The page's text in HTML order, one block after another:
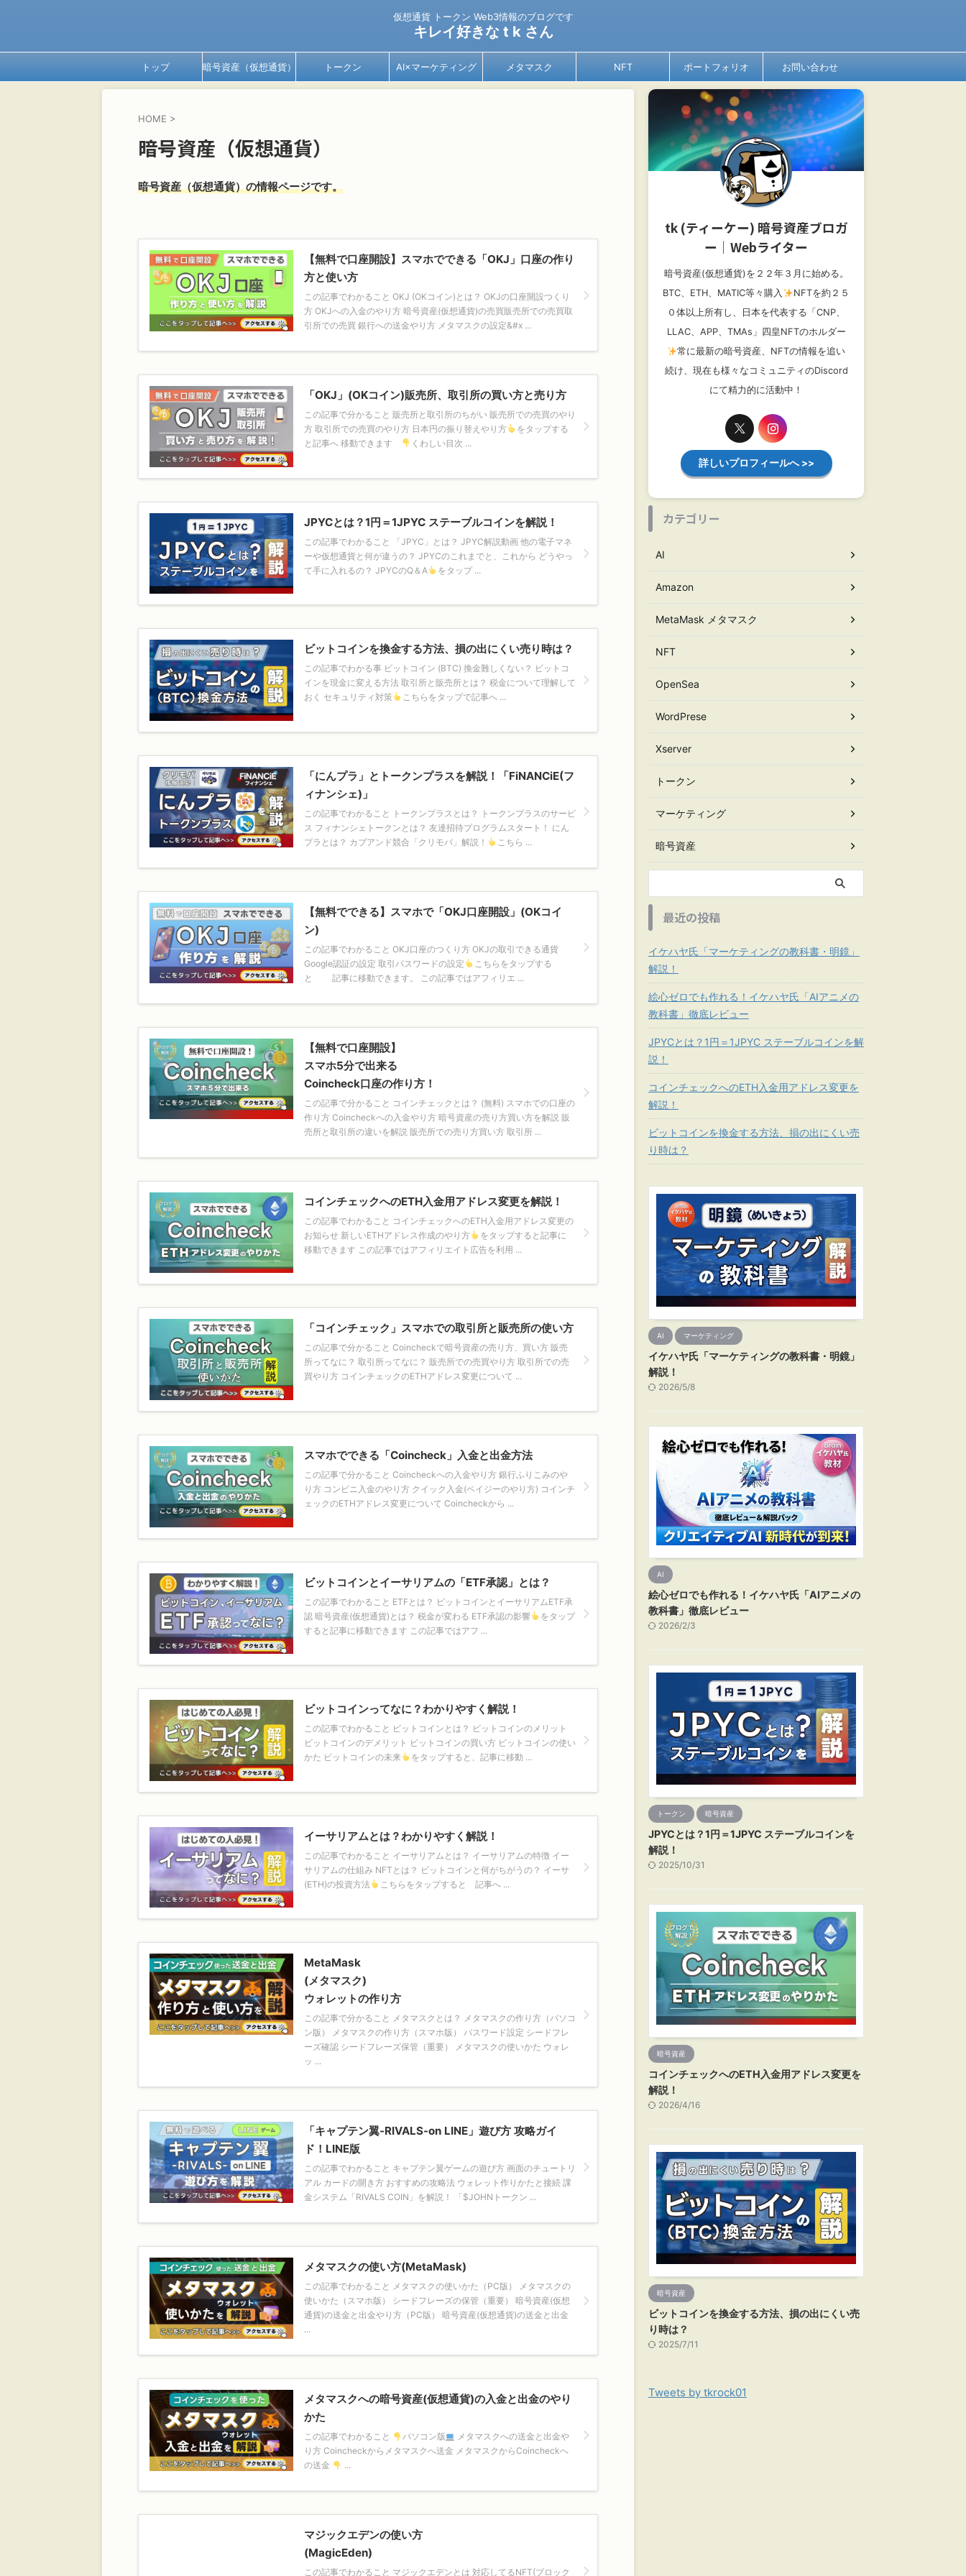
仮想通貨 トークン Web3情報のブログです
キレイ好きな t k さん
トップ 暗号資産（仮想通貨） トークン AI×マーケティング メタマスク NFT ポートフォリオ お問い合わせ
HOME >
暗号資産（仮想通貨）
暗号資産（仮想通貨）の情報ページです。
【無料で口座開設】スマホでできる「OKJ」口座の作り
方と使い方
この記事でわかること OKJ (OKコイン)とは？ OKJの口座開設つくり
方 OKJへの入金のやり方 暗号資産(仮想通貨)の売買販売所での売買取
引所での売買 銀行への送金やり方 メタマスクの設定&#x ...
「OKJ」(OKコイン)販売所、取引所の買い方と売り方
この記事で分かること 販売所と取引所のちがい 販売所での売買のやり
方 取引所での売買のやり方 日本円の振り替えやり方
をタップする
と記事へ 移動できます
くわしい目次 ...
JPYCとは？1円＝1JPYC ステーブルコインを解説！
この記事でわかること 「JPYC」とは？ JPYC解説動画 他の電子マネ
ーや仮想通貨と何が違うの？ JPYCのこれまでと、これから どうやっ
て手に入れるの？ JPYCのQ＆A
をタップ ...
ビットコインを換金する方法、損の出にくい売り時は？
この記事でわかる事 ビットコイン (BTC) 換金難しくない？ ビットコ
インを現金に変える方法 取引所と販売所とは？ 税金について理解して
おく セキュリティ対策
こちらをタップで記事へ ...
「にんプラ」とトークンプラスを解説！「FiNANCiE(フ
ィナンシェ)」
この記事でわかること トークンプラスとは？ トークンプラスのサービ
ス フィナンシェトークンとは？ 友達招待プログラムスタート！ にん
プラとは？ カブアンド競合「クリモバ」解説！
こちら ...
【無料でできる】スマホで「OKJ口座開設」(OKコイ
ン)
この記事でわかること OKJ口座のつくり方 OKJの取引できる通貨
Google認証の設定 取引パスワードの設定
こちらをタップする
と 記事に移動できます。 この記事ではアフィリエ ...
【無料で口座開設】
スマホ5分で出来る
Coincheck口座の作り方！
この記事で分かること コインチェックとは？ (無料) スマホでの口座の
作り方 Coincheckへの入金やり方 暗号資産の売り方買い方を解説 販
売所と取引所の違いを解説 販売所での売り方買い方 取引所 ...
コインチェックへのETH入金用アドレス変更を解説！
この記事でわかること コインチェックへのETH入金用アドレス変更の
お知らせ 新しいETHアドレス作成のやり方
をタップすると記事に
移動できます この記事ではアフィリエイト広告を利用 ...
「コインチェック」スマホでの取引所と販売所の使い方
この記事で分かること Coincheckで暗号資産の売り方、買い方 販売
所ってなに？ 取引所ってなに？ 販売所での売買やり方 取引所での売
買やり方 コインチェックのETHアドレス変更について ...
スマホでできる「Coincheck」入金と出金方法
この記事で分かること Coincheckへの入金やり方 銀行ふりこみのや
り方 コンビニ入金のやり方 クイック入金(ペイジーのやり方) コインチ
ェックのETHアドレス変更について Coincheckから ...
ビットコインとイーサリアムの「ETF承認」とは？
この記事でわかること ETFとは？ ビットコインとイーサリアムETF承
認 暗号資産(仮想通貨)とは？ 税金が変わる ETF承認の影響
をタップ
すると記事に移動できます この記事ではアフ ...
ビットコインってなに？わかりやすく解説！
この記事でわかること ビットコインとは？ ビットコインのメリット
ビットコインのデメリット ビットコインの買い方 ビットコインの使い
かた ビットコインの未来
をタップすると、記事に移動 ...
イーサリアムとは？わかりやすく解説！
この記事でわかること イーサリアムとは？ イーサリアムの特徴 イー
サリアムの仕組み NFTとは？ ビットコインと何がちがうの？ イーサ
(ETH)の投資方法
こちらをタップすると 記事へ ...
MetaMask
(メタマスク)
ウォレットの作り方
この記事で分かること メタマスクとは？ メタマスクの作り方（パソコ
ン版） メタマスクの作り方（スマホ版） パスワード設定 シードフレ
ーズ確認 シードフレーズ保管（重要） メタマスクの使いかた ウォレ
ッ ...
「キャプテン翼-RIVALS-on LINE」遊び方 攻略ガイ
ド！LINE版
この記事でわかること キャプテン翼ゲームの遊び方 画面のチュートリ
アル カードの開き方 おすすめの攻略法 ウォレット作りかたと接続 課
金システム「RIVALS COIN」を解説！ 「$JOHNトークン ...
メタマスクの使い方(MetaMask)
この記事でわかること メタマスクの使いかた（PC版） メタマスクの
使いかた（スマホ版） シードフレーズの保管（重要） 暗号資産(仮想
通貨)の送金と出金やり方（PC版） 暗号資産(仮想通貨)の送金と出金
...
メタマスクへの暗号資産(仮想通貨)の入金と出金のやり
かた
この記事でわかること パソコン版
メタマスクへの送金と出金や
り方 Coincheckからメタマスクへ送金 メタマスクからCoincheckへ
の送金
...
マジックエデンの使い方
(MagicEden)
この記事でわかること マジックエデンとは 対応してるNFT(ブロック
tk (ティーケー) 暗号資産ブロガ
ー│Webライター
暗号資産(仮想通貨)を２２年３月に始める。
BTC、ETH、MATIC等々購入
NFTを約２５
０体以上所有し、日本を代表する「CNP、
LLAC、APP、TMAs」四皇NFTのホルダー
常に最新の暗号資産、NFTの情報を追い
続け、現在も様々なコミュニティのDiscord
にて精力的に活動中！
詳しいプロフィールへ >>
カテゴリー
AI
Amazon
MetaMask メタマスク
NFT
OpenSea
WordPrese
Xserver
トークン
マーケティング
暗号資産
最近の投稿
イケハヤ氏「マーケティングの教科書・明鏡」
解説！
絵心ゼロでも作れる！イケハヤ氏「AIアニメの
教科書」徹底レビュー
JPYCとは？1円＝1JPYC ステーブルコインを解
説！
コインチェックへのETH入金用アドレス変更を
解説！
ビットコインを換金する方法、損の出にくい売
り時は？
AI マーケティング
イケハヤ氏「マーケティングの教科書・明鏡」
解説！
2026/5/8
AI
絵心ゼロでも作れる！イケハヤ氏「AIアニメの
教科書」徹底レビュー
2026/2/3
トークン 暗号資産
JPYCとは？1円＝1JPYC ステーブルコインを
解説！
2025/10/31
暗号資産
コインチェックへのETH入金用アドレス変更を
解説！
2026/4/16
暗号資産
ビットコインを換金する方法、損の出にくい売
り時は？
2025/7/11
Tweets by tkrock01